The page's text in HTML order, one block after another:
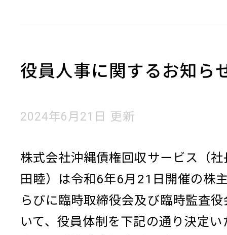
役員人事に関するお知ら
2024年6月21日 更新
株式会社沖縄債権回収サービス（社
田睦）は令和6年6月21日開催の株
らびに臨時取締役会及び臨時監査
いて、役員体制を下記の通り決定い